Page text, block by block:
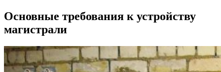
Основные требования к устройству
магистрали